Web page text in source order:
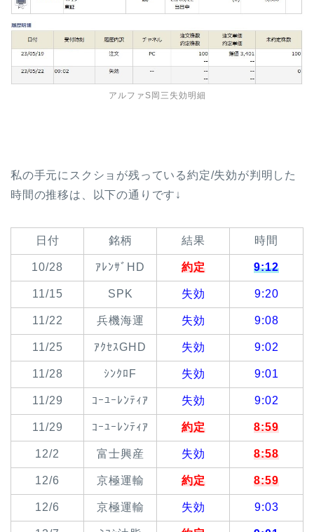
アルファS岡三失効明細
私の手元にスクショが残っている約定/失効が判明した
時間の推移は、以下の通りです↓
日付 銘柄 結果 時間
10/28 ｱﾚﾝｻﾞHD 約定 9:12
11/15 SPK 失効 9:20
11/22 兵機海運 失効 9:08
11/25 ｱｸｾｽGHD 失効 9:02
11/28 ｼﾝｸﾛF 失効 9:01
11/29 ｺｰﾕｰﾚﾝﾃｨｱ 失効 9:02
11/29 ｺｰﾕｰﾚﾝﾃｨｱ 約定 8:59
12/2 富士興産 失効 8:58
12/6 京極運輸 約定 8:59
12/6 京極運輸 失効 9:03